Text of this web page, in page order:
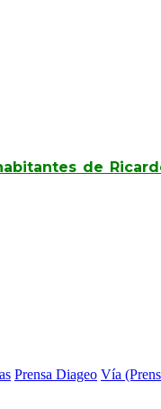
de
Prensa Diageo Vía